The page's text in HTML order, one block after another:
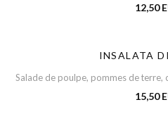
12,50
INSALATA
Salade de poulpe, pommes de terre,
15,50